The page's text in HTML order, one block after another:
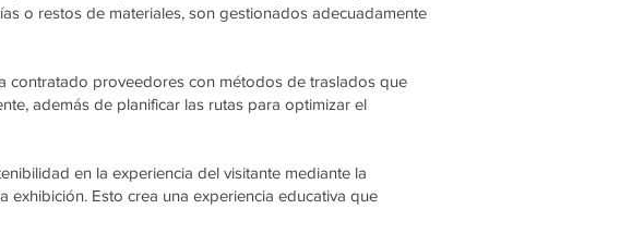
o restos de materiales, son gestionados adecuadamente
contratado proveedores con métodos de traslados que
además de planificar las rutas para optimizar el
en la experiencia del visitante mediante la
Esto crea una experiencia educativa que